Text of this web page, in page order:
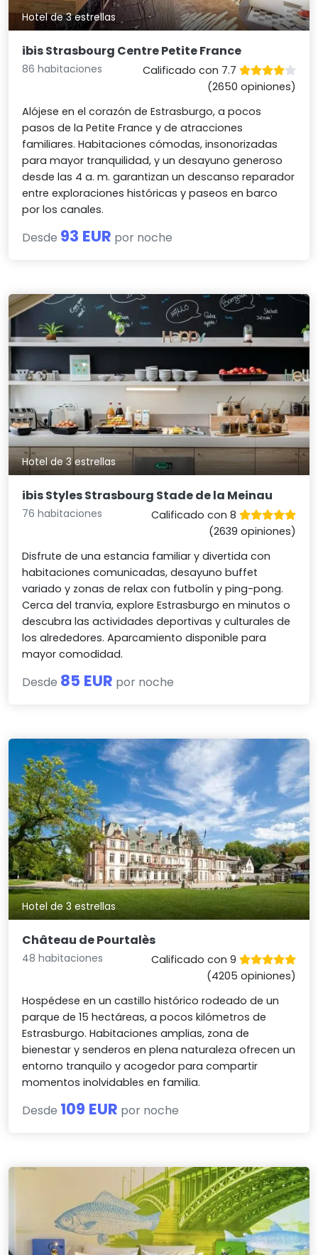
Hotel de 3 estrellas
ibis Strasbourg Centre Petite France
86 habitaciones
Calificado con 7.7
(2650 opiniones)
Alójese en el corazón de Estrasburgo, a pocos
pasos de la Petite France y de atracciones
familiares. Habitaciones cómodas, insonorizadas
para mayor tranquilidad, y un desayuno generoso
desde las 4 a. m. garantizan un descanso reparador
entre exploraciones históricas y paseos en barco
por los canales.
Desde 93 EUR por noche
Hotel de 3 estrellas
ibis Styles Strasbourg Stade de la Meinau
76 habitaciones
Calificado con 8
(2639 opiniones)
Disfrute de una estancia familiar y divertida con
habitaciones comunicadas, desayuno buffet
variado y zonas de relax con futbolín y ping-pong.
Cerca del tranvía, explore Estrasburgo en minutos o
descubra las actividades deportivas y culturales de
los alrededores. Aparcamiento disponible para
mayor comodidad.
Desde 85 EUR por noche
Hotel de 3 estrellas
Château de Pourtalès
48 habitaciones
Calificado con 9
(4205 opiniones)
Hospédese en un castillo histórico rodeado de un
parque de 15 hectáreas, a pocos kilómetros de
Estrasburgo. Habitaciones amplias, zona de
bienestar y senderos en plena naturaleza ofrecen un
entorno tranquilo y acogedor para compartir
momentos inolvidables en familia.
Desde 109 EUR por noche